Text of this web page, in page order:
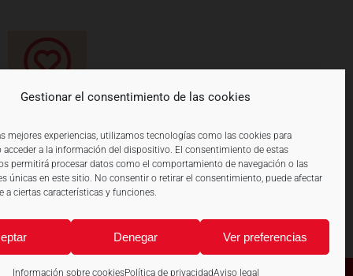
Gestionar el consentimiento de las cookies
mejores experiencias, utilizamos tecnologías como las cookies para
acceder a la información del dispositivo. El consentimiento de estas
permitirá procesar datos como el comportamiento de navegación o las
únicas en este sitio. No consentir o retirar el consentimiento, puede afectar
a ciertas características y funciones.
Denegar Ver preferencias
Información sobre cookiesPolítica de privacidadAviso legal